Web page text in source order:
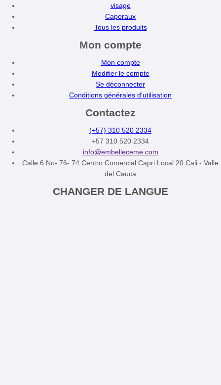
visage
Caporaux
Tous les produits
Mon compte
Mon compte
Modifier le compte
Se déconnecter
Conditions générales d'utilisation
Contactez
(+57) 310 520 2334
+57 310 520 2334
info@embelleceme.com
Calle 6 No- 76- 74 Centro Comercial Capri Local 20 Cali - Valle
del Cauca
CHANGER DE LANGUE